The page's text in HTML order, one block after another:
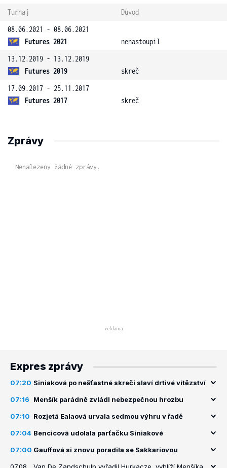
Turnaj
Důvod
08.06.2021 - 08.06.2021
Futures 2021
nenastoupil
13.12.2019 - 13.12.2019
Futures 2019
skreč
17.09.2017 - 25.11.2017
Futures 2017
skreč
Zprávy
Nenalezeny žádné zprávy.
Expres zprávy
07:20 Siniaková po nešťastné skreči slaví drtivé vítězství
07:16 Menšík parádně zvládl nebezpečnou hrozbu
07:10 Rozjetá Ealaová urvala sedmou výhru v řadě
07:04 Bencicová udolala parťačku Siniakové
07:00 Gauffová si znovu poradila se Sakkariovou